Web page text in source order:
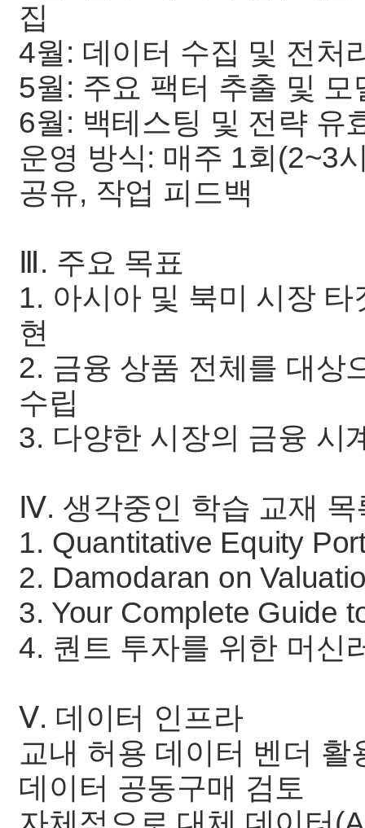
집
4월: 데이터 수집 및 전처
5월: 주요 팩터 추출 및 모
6월: 백테스팅 및 전략 유
운영 방식: 매주 1회(2~3
공유, 작업 피드백
Ⅲ. 주요 목표
1. 아시아 및 북미 시장
현
2. 금융 상품 전체를 대상
수립
3. 다양한 시장의 금융 시
Ⅳ. 생각중인 학습 교재 목
1. Quantitative Equity
2. Damodaran on
3. Your Complete Guide
4. 퀀트 투자를 위한 머신
Ⅴ. 데이터 인프라
교내 허용 데이터 벤더
데이터 공동구매 검토